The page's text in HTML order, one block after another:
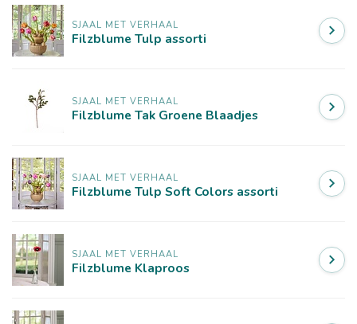
SJAAL MET VERHAAL
Filzblume Tulp assorti
SJAAL MET VERHAAL
Filzblume Tak Groene Blaadjes
SJAAL MET VERHAAL
Filzblume Tulp Soft Colors assorti
SJAAL MET VERHAAL
Filzblume Klaproos